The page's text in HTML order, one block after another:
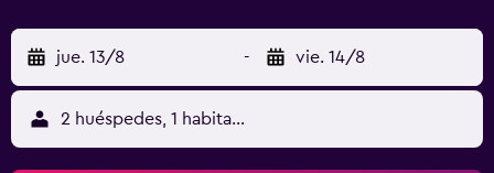
jue. 13/8 - vie. 14/8
2 huéspedes, 1 habitación